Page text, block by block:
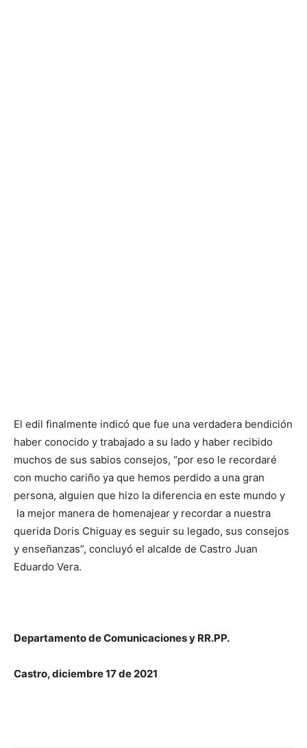
El edil finalmente indicó que fue una verdadera bendición
haber conocido y trabajado a su lado y haber recibido
muchos de sus sabios consejos, “por eso le recordaré
con mucho cariño ya que hemos perdido a una gran
persona, alguien que hizo la diferencia en este mundo y
la mejor manera de homenajear y recordar a nuestra
querida Doris Chiguay es seguir su legado, sus consejos
y enseñanzas”, concluyó el alcalde de Castro Juan
Eduardo Vera.
Departamento de Comunicaciones y RR.PP.
Castro, diciembre 17 de 2021